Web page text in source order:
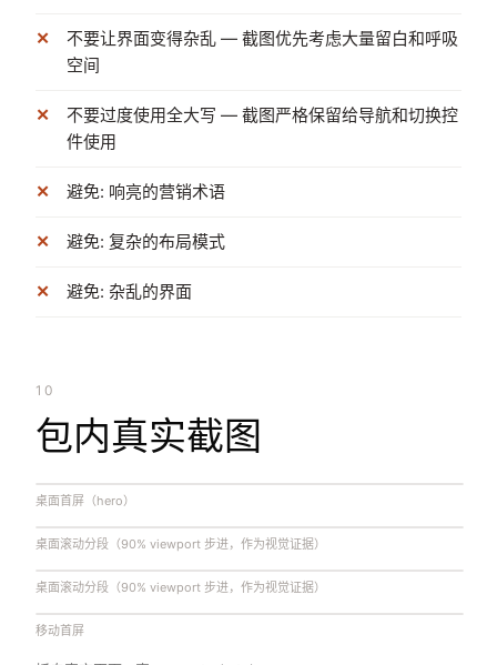
不要让界面变得杂乱 — 截图优先考虑大量留白和呼吸
空间
不要过度使用全大写 — 截图严格保留给导航和切换控
件使用
避免: 响亮的营销术语
避免: 复杂的布局模式
避免: 杂乱的界面
10
包内真实截图
桌面首屏（hero）
桌面滚动分段（90% viewport 步进，作为视觉证据）
桌面滚动分段（90% viewport 步进，作为视觉证据）
移动首屏